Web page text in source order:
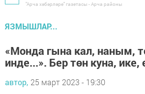
"Арча хәбәрләре" газетасы - Арча районы
ЯЗМЫШЛАР...
«Монда гына кал, наным,
инде...». Бер төн куна, ике,
автор, 25 март 2023 - 19:30